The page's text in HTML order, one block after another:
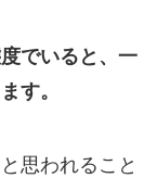
でいると、一
す。
思われること